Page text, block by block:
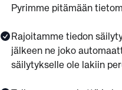
Pyrimme pitämään
Rajoitamme tiedon
jälkeen ne joko
säilytykselle ole lakiin